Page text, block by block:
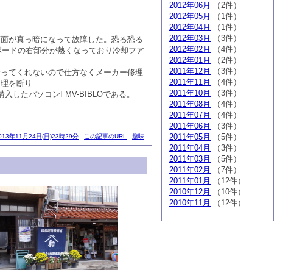
が真っ暗になって故障した。恐る恐る
ドの右部分が熱くなっており冷却フア
てくれないので仕方なくメーカー修理
を断り
したパソコンFMV-BIBLOである。
年11月24日(日)23時29分 この記事のURL 趣味
2012年06月
（2件）
2012年05月
（1件）
2012年04月
（1件）
2012年03月
（3件）
2012年02月
（4件）
2012年01月
（2件）
2011年12月
（3件）
2011年11月
（4件）
2011年10月
（3件）
2011年08月
（4件）
2011年07月
（4件）
2011年06月
（3件）
2011年05月
（5件）
2011年04月
（3件）
2011年03月
（5件）
2011年02月
（7件）
2011年01月
（12件）
2010年12月
（10件）
2010年11月
（12件）